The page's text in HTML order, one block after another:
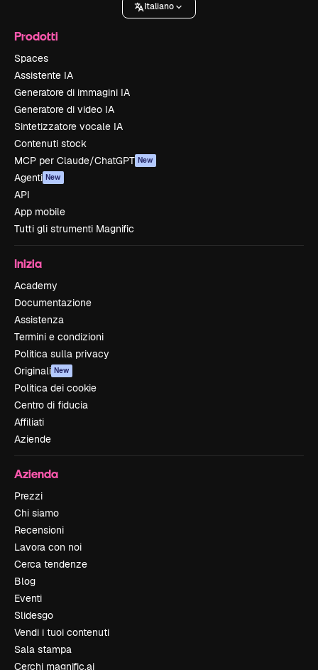
Italiano
Prodotti
Spaces
Assistente IA
Generatore di immagini IA
Generatore di video IA
Sintetizzatore vocale IA
Contenuti stock
MCP per Claude/ChatGPT New
Agenti New
API
App mobile
Tutti gli strumenti Magnific
Inizia
Academy
Documentazione
Assistenza
Termini e condizioni
Politica sulla privacy
Originali New
Politica dei cookie
Centro di fiducia
Affiliati
Aziende
Azienda
Prezzi
Chi siamo
Recensioni
Lavora con noi
Cerca tendenze
Blog
Eventi
Slidesgo
Vendi i tuoi contenuti
Sala stampa
Cerchi magnific.ai